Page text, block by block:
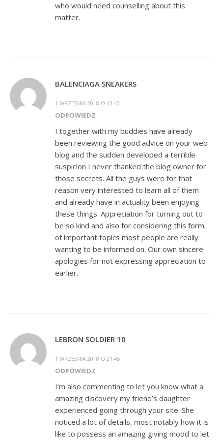
who would need counselling about this
matter.
BALENCIAGA SNEAKERS
1 WRZEŚNIA 2018 O 13:40
ODPOWIEDZ
I together with my buddies have already
been reviewing the good advice on your web
blog and the sudden developed a terrible
suspicion I never thanked the blog owner for
those secrets. All the guys were for that
reason very interested to learn all of them
and already have in actuality been enjoying
these things. Appreciation for turning out to
be so kind and also for considering this form
of important topics most people are really
wanting to be informed on. Our own sincere
apologies for not expressing appreciation to
earlier.
LEBRON SOLDIER 10
1 WRZEŚNIA 2018 O 21:45
ODPOWIEDZ
I’m also commenting to let you know what a
amazing discovery my friend’s daughter
experienced going through your site. She
noticed a lot of details, most notably how it is
like to possess an amazing giving mood to let